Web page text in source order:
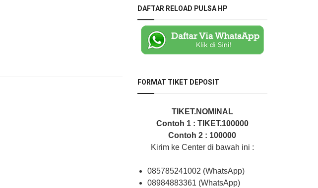
DAFTAR RELOAD PULSA HP
FORMAT TIKET DEPOSIT
TIKET.NOMINAL
Contoh 1 : TIKET.100000
Contoh 2 : 100000
Kirim ke Center di bawah ini :
085785241002 (WhatsApp)
08984883361 (WhatsApp)